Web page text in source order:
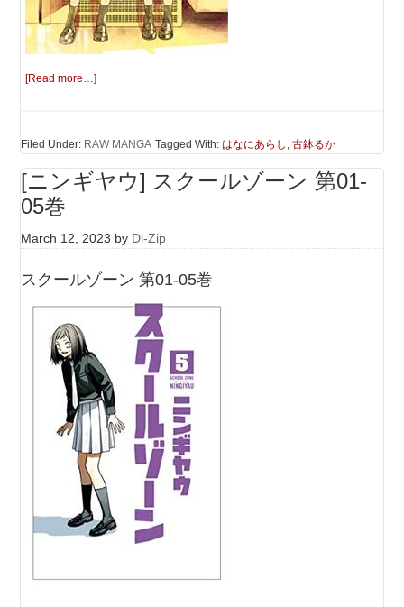
[Read more…]
Filed Under: RAW MANGA Tagged With:はなにあらし ,古鉢るか
[ニンギヤウ] スクールゾーン 第01-
05巻
March 12, 2023 by Dl-Zip
スクールゾーン 第01-05巻